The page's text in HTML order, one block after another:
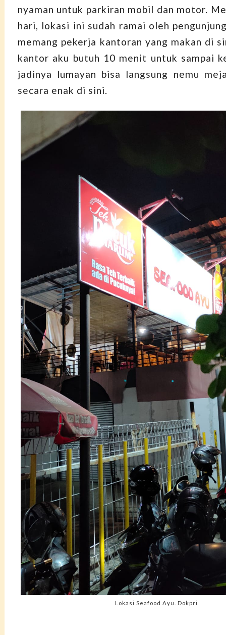
nyaman untuk parkiran mobil dan motor.
hari, lokasi ini sudah ramai oleh
memang pekerja kantoran yang makan di
kantor aku butuh 10 menit untuk sampai
jadinya lumayan bisa langsung nemu
secara enak di sini.
Lokasi Seafood Ayu. Dokpri